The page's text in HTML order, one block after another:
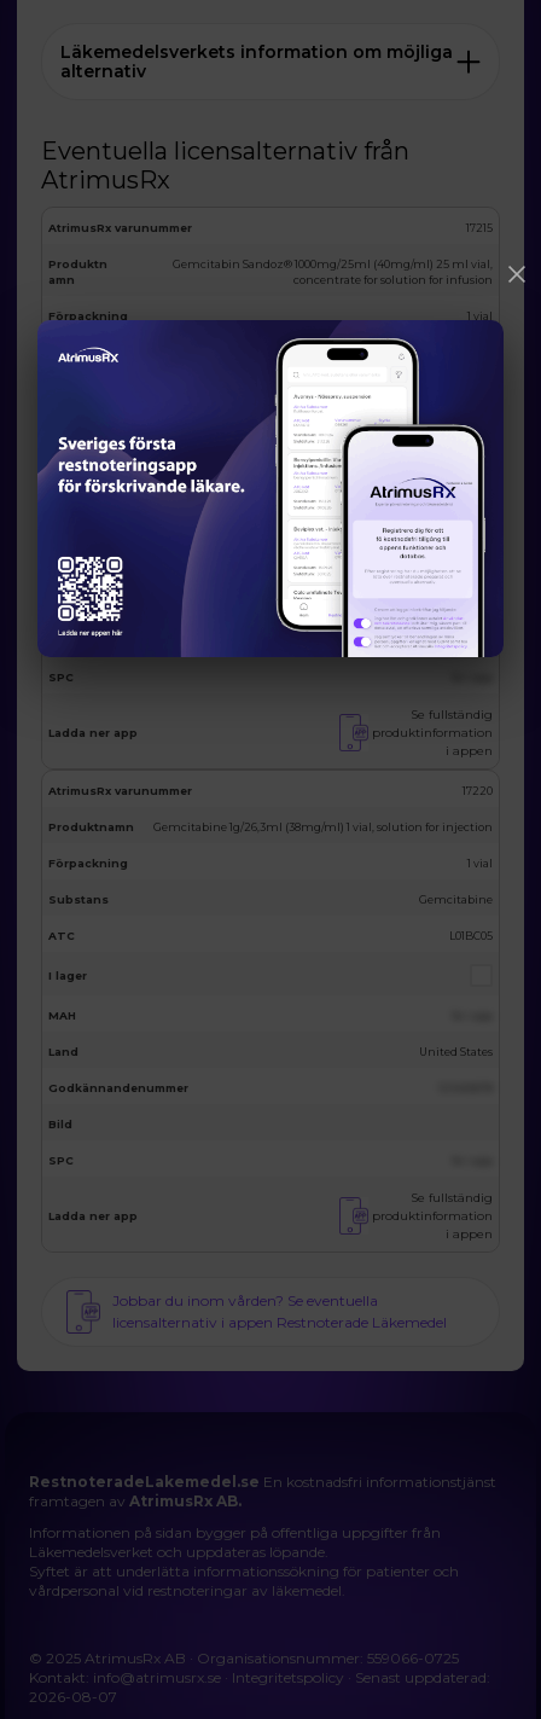
Läkemedelsverkets information om möjliga
alternativ
Eventuella licensalternativ från
AtrimusRx
AtrimusRx varunummer 17215
Produktn
amn
Gemcitabin Sandoz® 1000mg/25ml (40mg/ml) 25 ml vial,
concentrate for solution for infusion
Förpackning 1 vial
Substans
MAH
Switzerland
123455678
Bild
SPC
Ladda ner app
Se fullständig
produktinformation
i appen
AtrimusRx varunummer 17220
Produktnamn Gemcitabine 1g/26,3ml (38mg/ml) 1 vial, solution for injection
Förpackning 1 vial
Substans Gemcitabine
ATC L01BC05
I lager
MAH
Land United States
Godkännandenummer
Bild
SPC
Ladda ner app
Se fullständig
produktinformation
i appen
Jobbar du inom vården? Se eventuella
licensalternativ i appen Restnoterade Läkemedel
RestnoteradeLakemedel.se En kostnadsfri informationstjänst
framtagen avAtrimusRx AB.
Informationen på sidan bygger på offentliga uppgifter från
Läkemedelsverket och uppdateras löpande.
Syftet är att underlätta informationssökning för patienter och
vårdpersonal vid restnoteringar av läkemedel.
© 2025 AtrimusRx AB · Organisationsnummer: 559066-0725
Kontakt: info@atrimusrx.se · Integritetspolicy · Senast uppdaterad:
2026-08-07